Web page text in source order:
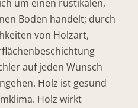
um einen rustikalen,
Boden handelt; durch
von Holzart,
auf jeden Wunsch
Holz ist gesund
Holz wirkt